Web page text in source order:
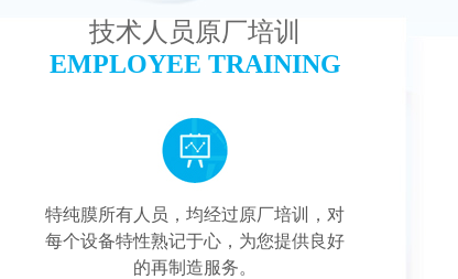
技术人员原厂培训
EMPLOYEE TRAINING
特纯膜所有人员，均经过原厂培训，对
每个设备特性熟记于心，为您提供良好
的再制造服务。